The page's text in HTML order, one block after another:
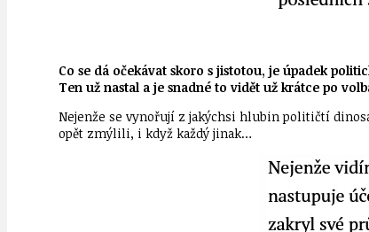
Co se dá očekávat skoro s jistotou, je úpadek
Ten už nastal a je snadné to vidět už krátce po
Nejenže se vynořují z jakýchsi hlubin političtí
opět zmýlili, i když každý jinak…